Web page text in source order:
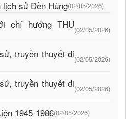
lịch sử Đền Hùng(02/05/2026)
chí hướng THU(02/05/2026)
truyền thuyết di(02/05/2026)
truyền thuyết di(02/05/2026)
1945-1986(02/05/2026)